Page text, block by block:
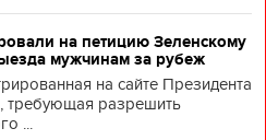
на петицию Зеленскому
мужчинам за рубеж
на сайте Президента
требующая разрешить
...